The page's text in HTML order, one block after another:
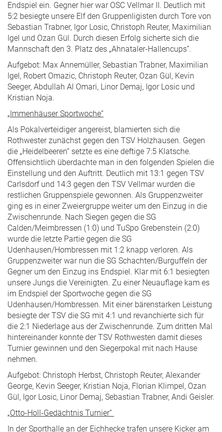
Endspiel ein. Gegner hier war OSC Vellmar II. Deutlich mit
5:2 besiegte unsere Elf den Gruppenligisten durch Tore von
Sebastian Trabner, Igor Losic, Christoph Reuter, Maximilian
Igel und Ozan Gül. Durch diesen Erfolg sicherte sich die
Mannschaft den 3. Platz des „Ahnataler-Hallencups“.
Aufgebot: Max Annemüller, Sebastian Trabner, Maximilian
Igel, Robert Omazic, Christoph Reuter, Ozan Gül, Kevin
Seeger, Abdullah Al Omari, Linor Demaj, Igor Losic und
Kristian Noja.
„Immenhäuser Sportwoche“
Als Pokalverteidiger angereist, blamierten sich die
Rothwester zunächst gegen den TSV Holzhausen. Gegen
die „Heidelbeeren“ setzte es eine deftige 7:5 Klatsche.
Offensichtlich überdachte man in den folgenden Spielen die
Einstellung und den Auftritt. Deutlich mit 13:1 gegen TSV
Carlsdorf und 14:3 gegen den TSV Vellmar wurden die
restlichen Gruppenspiele gewonnen. Als Gruppenzweiter
ging es in einer Zweiergruppe weiter um den Einzug in die
Zwischenrunde. Nach Siegen gegen die SG
Calden/Meimbressen (1:0) und TuSpo Grebenstein (2:0)
wurde die letzte Partie gegen die SG
Udenhausen/Hombressen mit 1:2 knapp verloren. Als
Gruppenzweiter war nun die SG Schachten/Burguffeln der
Gegner um den Einzug ins Endspiel. Klar mit 6:1 besiegten
unsere Jungs die Vereinigten. Zu einer Neuauflage kam es
im Endspiel der Sportwoche gegen die SG
Udenhausen/Hombressen. Mit einer bärenstarken Leistung
besiegte der TSV die SG mit 4:1 und revanchierte sich für
die 2:1 Niederlage aus der Zwischenrunde. Zum dritten Mal
hintereinander konnte der TSV Rothwesten damit dieses
Turnier gewinnen und den Siegerpokal mit nach Hause
nehmen.
Aufgebot: Christoph Herbst, Christoph Reuter, Alexander
George, Kevin Seeger, Kristian Noja, Florian Klimpel, Ozan
Gül, Igor Losic, Linor Demaj, Sebastian Trabner, Andi Geisler.
„Otto-Holl-Gedächtnis Turnier“
In der Sporthalle an der Eichhecke trafen unsere Kicker am